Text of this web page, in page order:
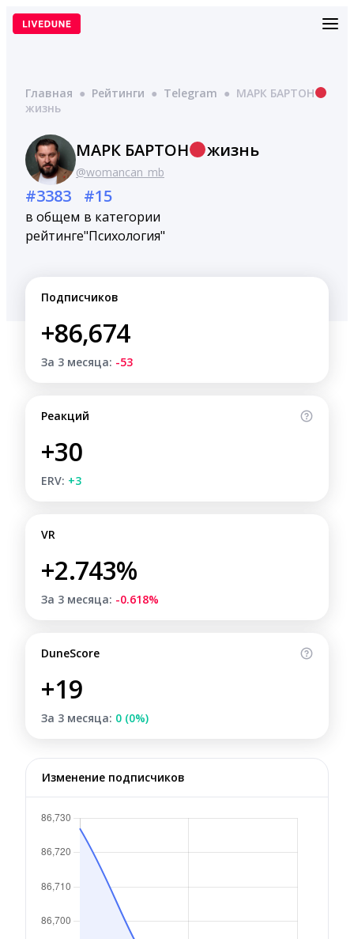
Перейти
Главная ● Рейтинги ● Telegram ● МАРК БАРТОН
жизнь
МАРК БАРТОН жизнь
@womancan_mb
#3383
в общем
рейтинге
#15
в категории
"Психология"
Подписчиков
+86,674
За 3 месяца: -53
Реакций
+30
ERV: +3
VR
+2.743%
За 3 месяца: -0.618%
DuneScore
+19
За 3 месяца: 0 (0%)
Изменение подписчиков